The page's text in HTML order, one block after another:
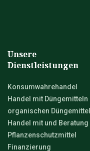
Unsere
Dienstleistungen
Konsumwahrehandel
Handel mit Düngemitteln
organischen
Handel mit und Beratung
Pflanzenschutzmittel
Finanzierung